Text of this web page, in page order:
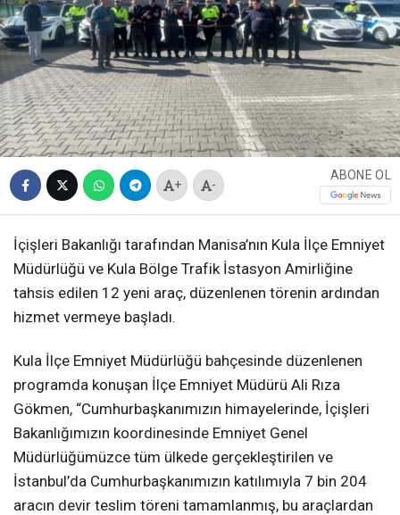
+ -
ABONE OL
İçişleri Bakanlığı tarafından Manisa’nın Kula İlçe Emniyet
Müdürlüğü ve Kula Bölge Trafik İstasyon Amirliğine
tahsis edilen 12 yeni araç, düzenlenen törenin ardından
hizmet vermeye başladı.
Kula İlçe Emniyet Müdürlüğü bahçesinde düzenlenen
programda konuşan İlçe Emniyet Müdürü Ali Rıza
Gökmen, “Cumhurbaşkanımızın himayelerinde, İçişleri
Bakanlığımızın koordinesinde Emniyet Genel
Müdürlüğümüzce tüm ülkede gerçekleştirilen ve
İstanbul’da Cumhurbaşkanımızın katılımıyla 7 bin 204
aracın devir teslim töreni tamamlanmış, bu araçlardan